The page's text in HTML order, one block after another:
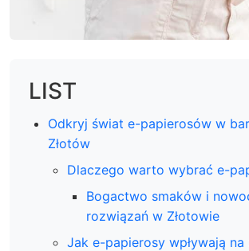
LIST
Odkryj świat e-papierosów w
Złotów
Dlaczego warto wybrać e-
Bogactwo smaków i
rozwiązań w Złotowie
Jak e-papierosy wpływają